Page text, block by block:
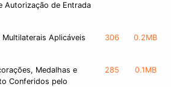
Autorização de Entrada
Aplicáveis
306 0.2MB
Medalhas e
Conferidos pelo
285 0.1MB